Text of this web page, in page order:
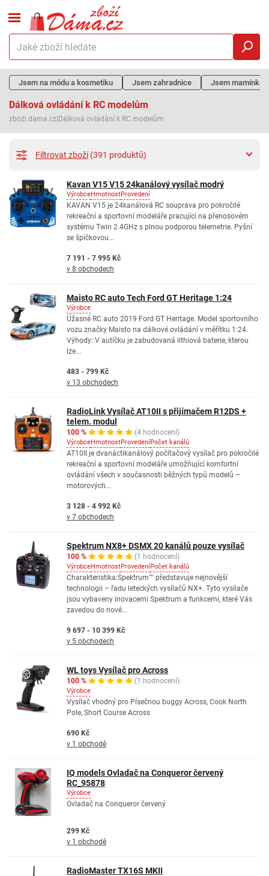
Jsem na módu a kosmetiku Jsem zahradnice Jsem maminka
Dálková ovládání k RC modelům
zbozi.dama.cz Dálková ovládání k RC modelům
Kavan V15 V15 24kanálový vysílač modrý
VýrobceHmotnostProvedení
KAVAN V15 je 24kanálová RC souprava pro pokročilé
rekreační a sportovní modeláře pracující na přenosovém
systému Twin 2.4GHz s plnou podporou telemetrie. Pyšní
se špičkovou...
7 191 - 7 995 Kč
v 8 obchodech
Maisto RC auto Tech Ford GT Heritage 1:24
Výrobce
Úžasné RC auto 2019 Ford GT Heritage. Model sportovního
vozu značky Maisto na dálkové ovládání v měřítku 1:24.
Výhody: V autíčku je zabudovaná lithiová baterie, kterou
lze...
483 - 799 Kč
v 13 obchodech
RadioLink Vysílač AT10II s přijímačem R12DS +
telem. modul
100 % (4 hodnocení)
VýrobceHmotnostProvedeníPočet kanálů
AT10II je dvanáctikanálový počítačový vysílač pro pokročilé
rekreační a sportovní modeláře umožňující komfortní
ovládání všech v současnosti běžných typů modelů –
motorových...
3 128 - 4 992 Kč
v 7 obchodech
Spektrum NX8+ DSMX 20 kanálů pouze vysílač
100 % (1 hodnocení)
VýrobceHmotnostProvedeníPočet kanálů
Charakteristika:Spektrum™ představuje nejnovější
technologii – řadu leteckých vysílačů NX+. Tyto vysílače
jsou vybaveny inovacemi Spektrum a funkcemi, které Vás
zavedou do nové...
9 697 - 10 399 Kč
v 5 obchodech
WL toys Vysílač pro Across
100 % (1 hodnocení)
Výrobce
Vysílač vhodný pro Písečnou buggy Across, Cook North
Pole, Short Course Across
690 Kč
v 1 obchodě
IQ models Ovladač na Conqueror červený
RC_95878
Výrobce
Ovladač na Conqueror červený
299 Kč
v 1 obchodě
RadioMaster TX16S MKII
Filtrovat zboží (391 produktů)